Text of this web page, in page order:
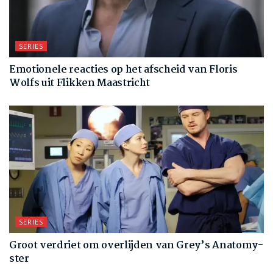
SERIES
Emotionele reacties op het afscheid van Floris
Wolfs uit Flikken Maastricht
SERIES
Groot verdriet om overlijden van Grey’s Anatomy-
ster